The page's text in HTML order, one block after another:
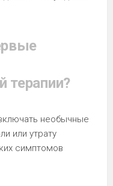
терапии?
необычные
или утрату
симптомов